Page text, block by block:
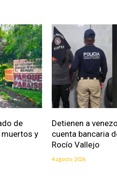
de
muertos y
Detienen a
cuenta bancaria
Rocío Vallejo
4 agosto, 2026